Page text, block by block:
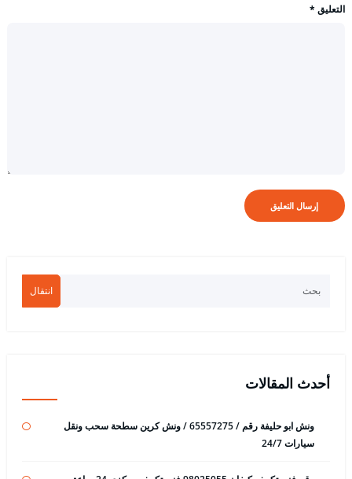
التعليق *
انتقال
أحدث المقالات
ونش ابو حليفة رقم / 65557275 / ونش كرين سطحة سحب ونقل
سيارات 24/7